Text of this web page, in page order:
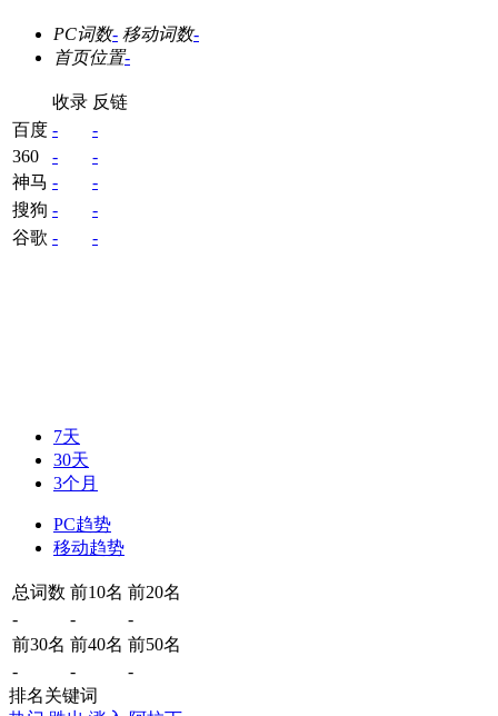
PC词数- 移动词数-
首页位置-
收录 反链
百度 -
-
360
-
-
神马 -
-
搜狗 -
-
谷歌 - -
7天
30天
3个月
PC趋势
移动趋势
总词数 前10名 前20名
-
-
-
前30名 前40名 前50名
-
-
-
排名关键词